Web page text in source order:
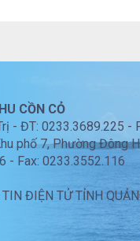
CỒN CỎ
- ĐT: 0233.3689.225 -
phố 7, Phường Đông
- Fax: 0233.3552.116
ĐIỆN TỬ TỈNH